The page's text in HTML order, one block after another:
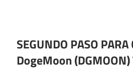
SEGUNDO PASO
DogeMoon (DGMOON)